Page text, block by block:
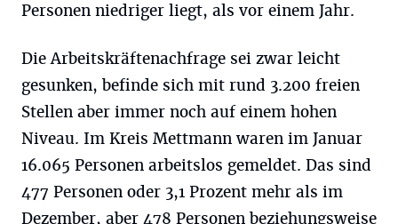
Personen niedriger liegt, als vor einem Jahr.
Die Arbeitskräftenachfrage sei zwar leicht
gesunken, befinde sich mit rund 3.200 freien
Stellen aber immer noch auf einem hohen
Niveau. Im Kreis Mettmann waren im Januar
16.065 Personen arbeitslos gemeldet. Das sind
477 Personen oder 3,1 Prozent mehr als im
Dezember, aber 478 Personen beziehungsweise